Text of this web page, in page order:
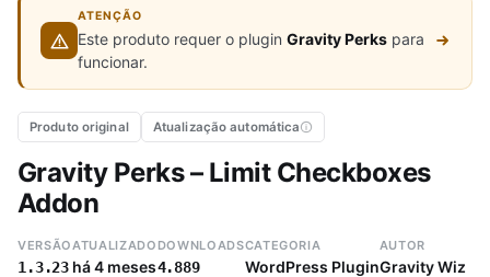
ATENÇÃO
Este produto requer o plugin Gravity Perks para
funcionar.
Produto original Atualização automática
Gravity Perks – Limit Checkboxes
Addon
VERSÃO
1.3.23
ATUALIZADO
há 4 meses
DOWNLOADS
4.889
CATEGORIA
WordPress Plugin
AUTOR
Gravity Wiz